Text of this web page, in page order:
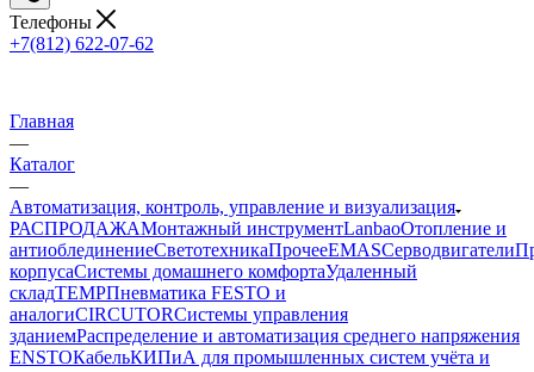
Телефоны
+7(812) 622-07-62
Главная
—
Каталог
—
Автоматизация, контроль, управление и визуализация
РАСПРОДАЖАМонтажный инструментLanbaoОтопление и
антиоблединениеСветотехникаПрочееEMASCерводвигатели
корпусаСистемы домашнего комфортаУдаленный
складTEMPПневматика FESTO и
аналогиCIRCUTORСистемы управления
зданиемРаспределение и автоматизация среднего напряжения
ENSTOКабельКИПиА для промышленных систем учёта и